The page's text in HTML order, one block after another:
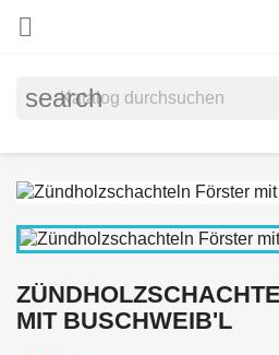

search
MIT BUSCHWEIB'L